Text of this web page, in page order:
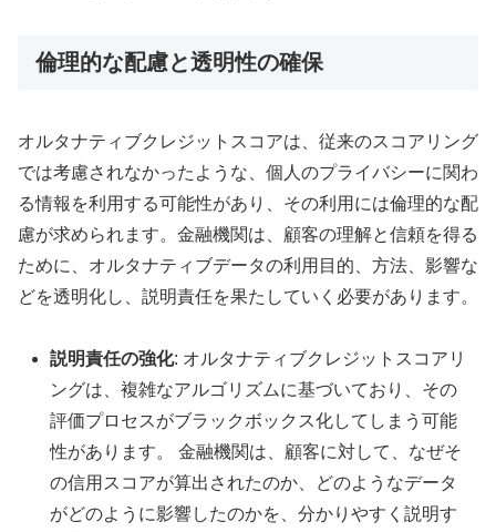
倫理的な配慮と透明性の確保
オルタナティブクレジットスコアは、従来のスコアリング
では考慮されなかったような、個人のプライバシーに関わ
る情報を利用する可能性があり、その利用には倫理的な配
慮が求められます。金融機関は、顧客の理解と信頼を得る
ために、オルタナティブデータの利用目的、方法、影響な
どを透明化し、説明責任を果たしていく必要があります。
説明責任の強化: オルタナティブクレジットスコアリ
ングは、複雑なアルゴリズムに基づいており、その
評価プロセスがブラックボックス化してしまう可能
性があります。 金融機関は、顧客に対して、なぜそ
の信用スコアが算出されたのか、どのようなデータ
がどのように影響したのかを、分かりやすく説明す